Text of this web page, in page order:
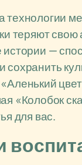
теряют
—
«Колобок
для вас.